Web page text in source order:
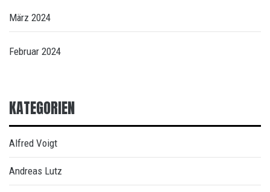
März 2024
Februar 2024
KATEGORIEN
Alfred Voigt
Andreas Lutz